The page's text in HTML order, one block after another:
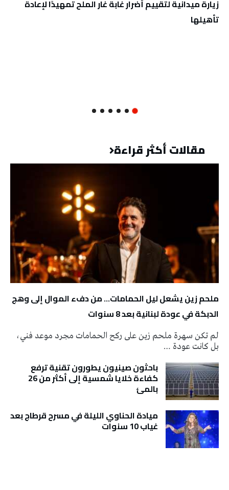
زيارة ميدانية لتقييم أضرار غابة غار الملح تمهيدًا لإعادة
تأهيلها
مقالات أكثر قراءة
ملحم زين يشعل ليل الحمامات… من دفء الموال إلى وهج
الدبكة في عودة لبنانية بعد 8 سنوات
لم تكن سهرة ملحم زين على ركح الحمامات مجرد موعد فني،
بل كانت عودة …
باحثون صينيون يطورون تقنية ترفع
كفاءة خلايا شمسية إلى أكثر من 26
بالمئ
ميادة الحناوي الليلة في مسرح قرطاج بعد
غياب 10 سنوات